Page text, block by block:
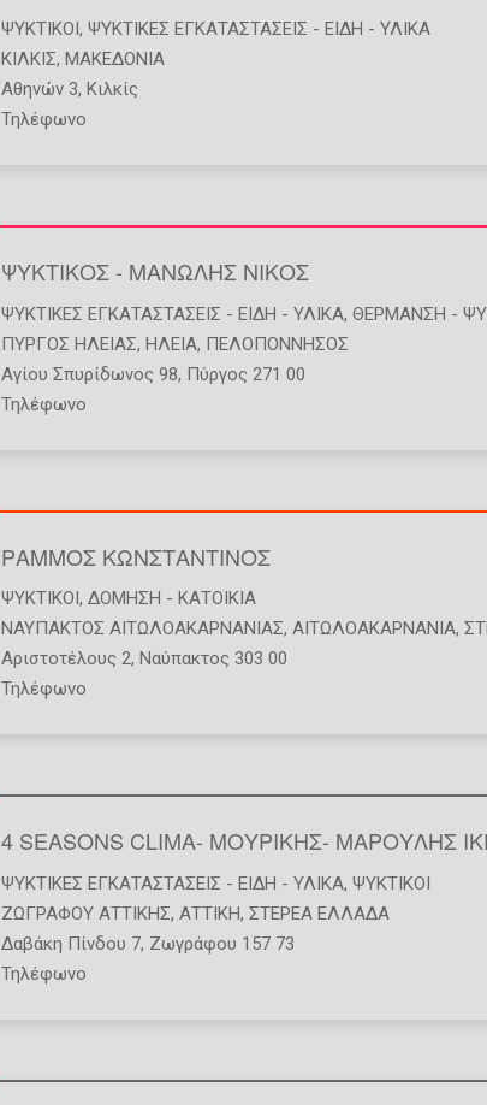
ΨΥΚΤΙΚΟΊ, ΨΥΚΤΙΚΈΣ ΕΓΚΑΤΑΣΤΆΣΕΙΣ - ΕΊΔΗ - ΥΛΙΚΆ
ΚΙΛΚΙΣ, ΜΑΚΕΔΟΝΙΑ
Αθηνών 3, Κιλκίς
Τηλέφωνο
ΨΥΚΤΙΚΟΣ - ΜΑΝΩΛΗΣ ΝΙΚΟΣ
ΨΥΚΤΙΚΈΣ ΕΓΚΑΤΑΣΤΆΣΕΙΣ - ΕΊΔΗ - ΥΛΙΚΆ, ΘΈΡΜΑΝΣΗ -
ΠΥΡΓΟΣ ΗΛΕΙΑΣ, ΗΛΕΙΑ, ΠΕΛΟΠΟΝΝΗΣΟΣ
Αγίου Σπυρίδωνος 98, Πύργος 271 00
Τηλέφωνο
ΡΑΜΜΟΣ ΚΩΝΣΤΑΝΤΙΝΟΣ
ΨΥΚΤΙΚΟΊ , ΔΌΜΗΣΗ - ΚΑΤΟΙΚΊΑ
ΝΑΥΠΑΚΤΟΣ ΑΙΤΩΛΟΑΚΑΡΝΑΝΙΑΣ, ΑΙΤΩΛΟΑΚΑΡΝΑΝΙΑ,
Αριστοτέλους 2, Ναύπακτος 303 00
Τηλέφωνο
4 SEASONS CLIMA- ΜΟΥΡΙΚΗΣ- ΜΑΡΟΥΛΗΣ
ΨΥΚΤΙΚΈΣ ΕΓΚΑΤΑΣΤΆΣΕΙΣ - ΕΊΔΗ - ΥΛΙΚΆ, ΨΥΚΤΙΚΟΊ
ΖΩΓΡΑΦΟΥ ΑΤΤΙΚΗΣ, ΑΤΤΙΚΗ, ΣΤΕΡΕΑ ΕΛΛΑΔΑ
Δαβάκη Πίνδου 7, Ζωγράφου 157 73
Τηλέφωνο